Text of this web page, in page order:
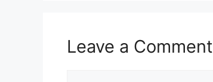
Leave a Comment